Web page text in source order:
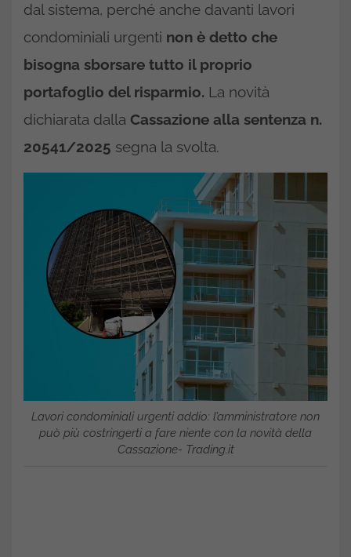
dal sistema, perché anche davanti lavori
condominiali urgenti non è detto che
bisogna sborsare tutto il proprio
portafoglio del risparmio. La novità
dichiarata dalla Cassazione alla sentenza n.
20541/2025 segna la svolta.
Lavori condominiali urgenti addio: l’amministratore non
può più costringerti a fare niente con la novità della
Cassazione- Trading.it